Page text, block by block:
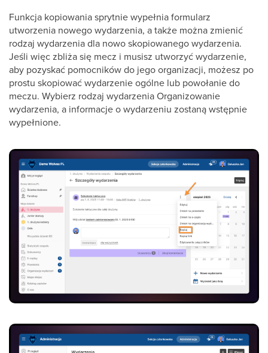
Funkcja kopiowania sprytnie wypełnia formularz
utworzenia nowego wydarzenia, a także można zmienić
rodzaj wydarzenia dla nowo skopiowanego wydarzenia.
Jeśli więc zbliża się mecz i musisz utworzyć wydarzenie,
aby pozyskać pomocników do jego organizacji, możesz po
prostu skopiować wydarzenie ogólne lub powołanie do
meczu. Wybierz rodzaj wydarzenia Organizowanie
wydarzenia, a informacje o wydarzeniu zostaną wstępnie
wypełnione.